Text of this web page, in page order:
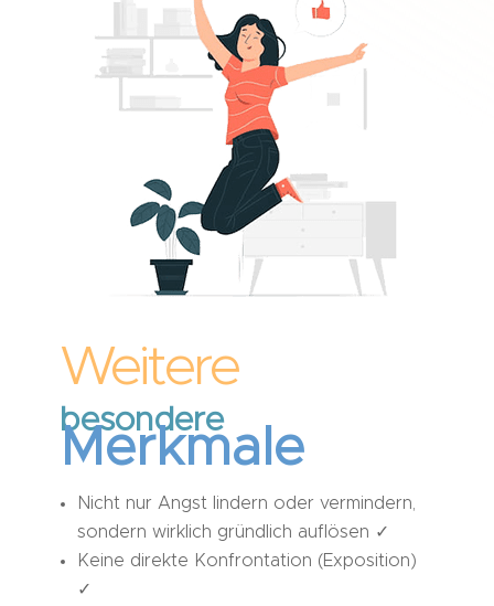
Weitere
besondere
Merkmale
Nicht nur Angst lindern oder vermindern,
sondern wirklich gründlich auflösen ✓
Keine direkte Konfrontation (Exposition)
✓